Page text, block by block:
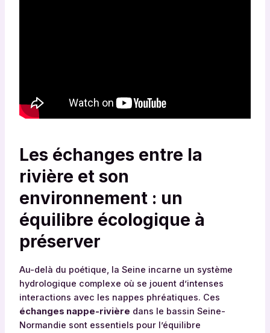
Les échanges entre la
rivière et son
environnement : un
équilibre écologique à
préserver
Au-delà du poétique, la Seine incarne un système
hydrologique complexe où se jouent d’intenses
interactions avec les nappes phréatiques. Ces
échanges nappe-rivière dans le bassin Seine-
Normandie sont essentiels pour l’équilibre